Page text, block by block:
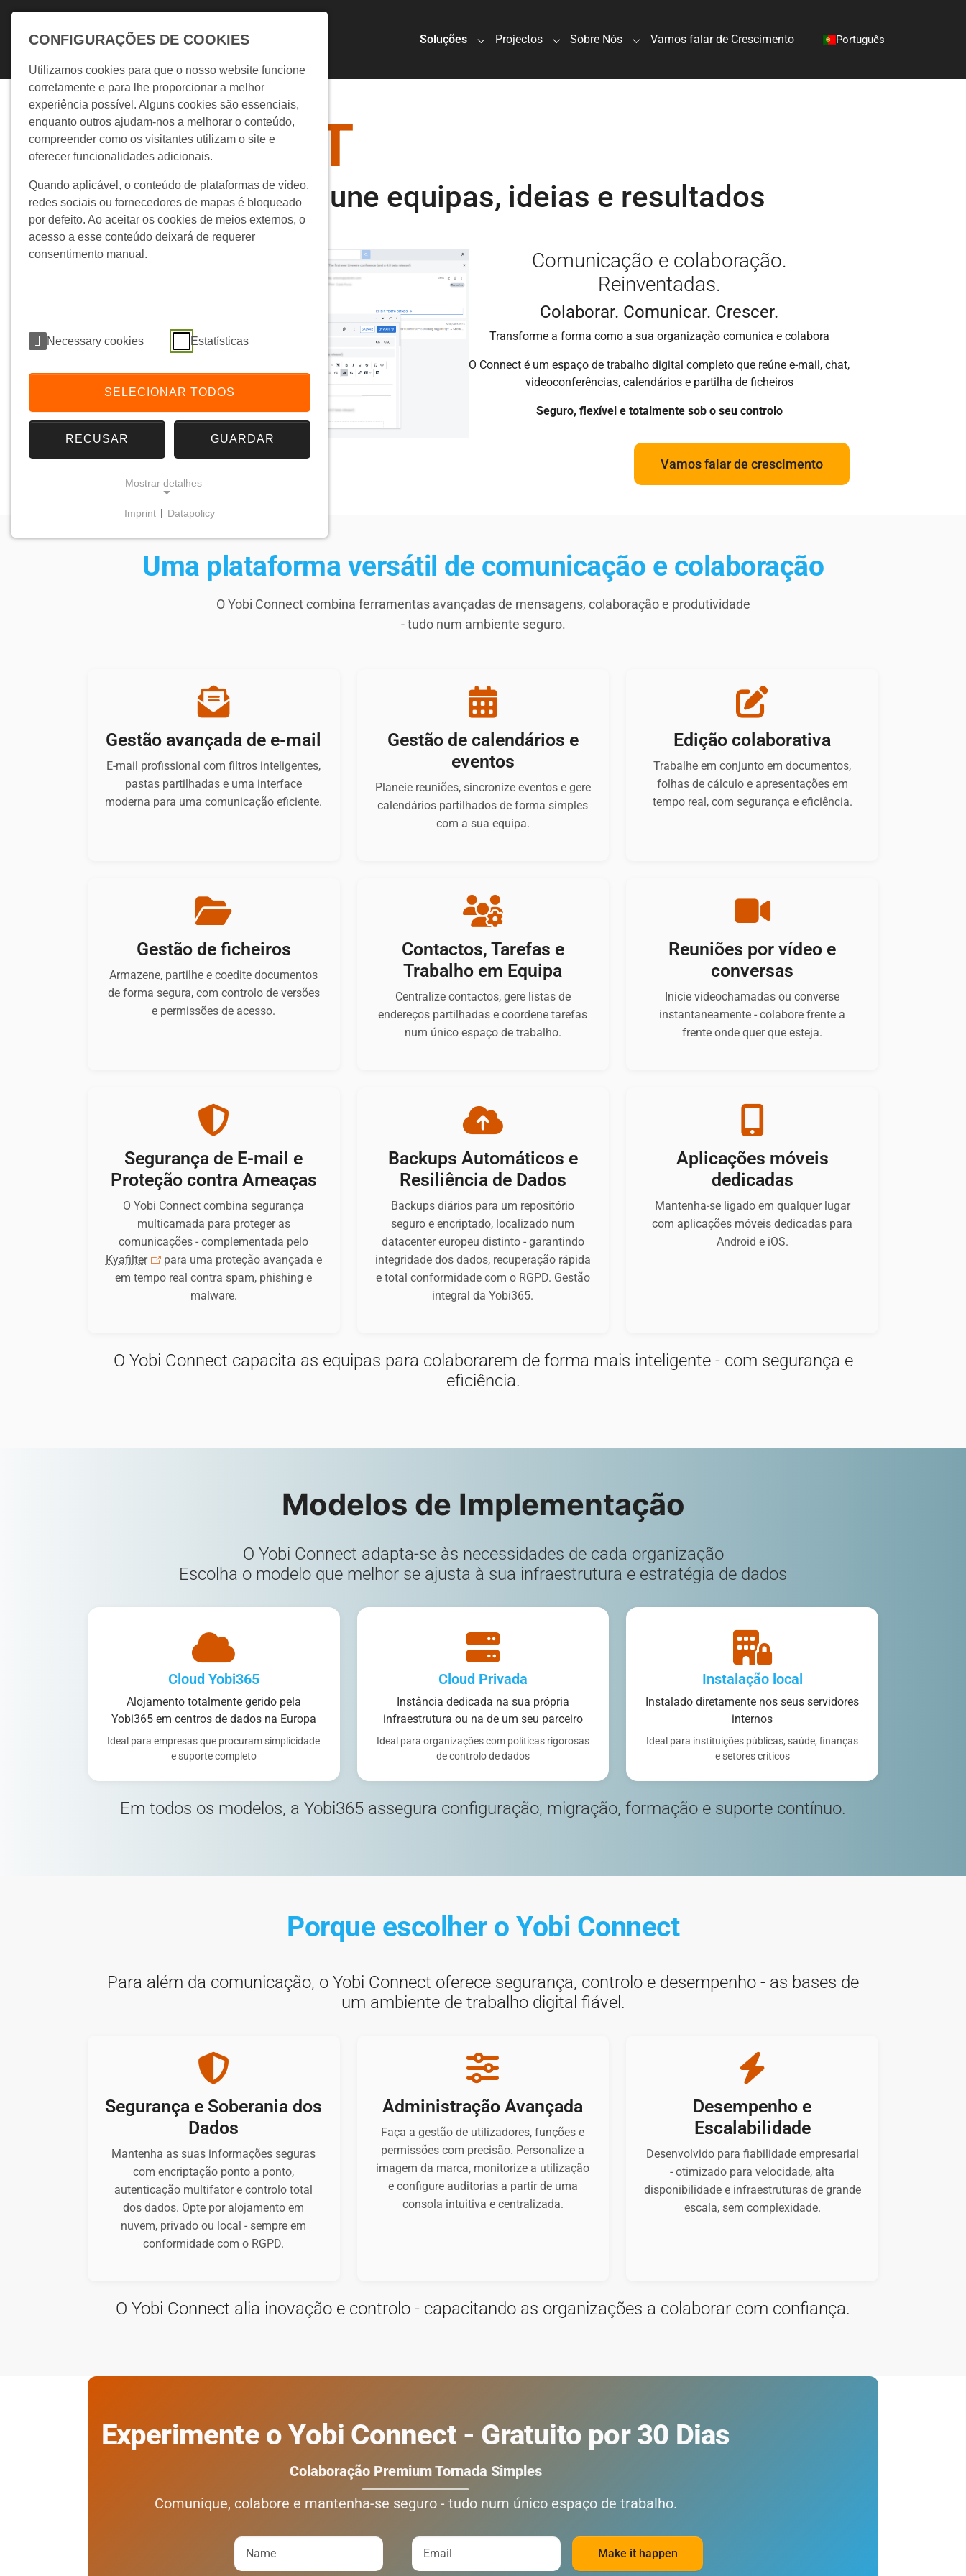
Soluções
Submenu for "Soluções"
Projectos
Submenu for "Projectos"
Sobre Nós
Submenu for "Sobre Nós"
Vamos falar de Crescimento Português
CONNECT
A plataforma que une equipas, ideias e resultados
Comunicação e colaboração.
Reinventadas.
Colaborar. Comunicar. Crescer.
Transforme a forma como a sua organização comunica e colabora
O Connect é um espaço de trabalho digital completo que reúne e-mail, chat,
videoconferências, calendários e partilha de ficheiros
Seguro, flexível e totalmente sob o seu controlo
Vamos falar de crescimento
Uma plataforma versátil de comunicação e colaboração
O Yobi Connect combina ferramentas avançadas de mensagens, colaboração e produtividade
- tudo num ambiente seguro.
Gestão avançada de e-mail
E-mail profissional com filtros inteligentes,
pastas partilhadas e uma interface
moderna para uma comunicação eficiente.
Gestão de calendários e
eventos
Planeie reuniões, sincronize eventos e gere
calendários partilhados de forma simples
com a sua equipa.
Edição colaborativa
Trabalhe em conjunto em documentos,
folhas de cálculo e apresentações em
tempo real, com segurança e eficiência.
Gestão de ficheiros
Armazene, partilhe e coedite documentos
de forma segura, com controlo de versões
e permissões de acesso.
Contactos, Tarefas e
Trabalho em Equipa
Centralize contactos, gere listas de
endereços partilhadas e coordene tarefas
num único espaço de trabalho.
Reuniões por vídeo e
conversas
Inicie videochamadas ou converse
instantaneamente - colabore frente a
frente onde quer que esteja.
Segurança de E-mail e
Proteção contra Ameaças
O Yobi Connect combina segurança
multicamada para proteger as
comunicações - complementada pelo
Kyafilter
para uma proteção avançada e
em tempo real contra spam, phishing e
malware.
Backups Automáticos e
Resiliência de Dados
Backups diários para um repositório
seguro e encriptado, localizado num
datacenter europeu distinto - garantindo
integridade dos dados, recuperação rápida
e total conformidade com o RGPD. Gestão
integral da Yobi365.
Aplicações móveis
dedicadas
Mantenha-se ligado em qualquer lugar
com aplicações móveis dedicadas para
Android e iOS.
O Yobi Connect capacita as equipas para colaborarem de forma mais inteligente - com segurança e
eficiência.
Modelos de Implementação
O Yobi Connect adapta-se às necessidades de cada organização
Escolha o modelo que melhor se ajusta à sua infraestrutura e estratégia de dados
Cloud Yobi365
Alojamento totalmente gerido pela
Yobi365 em centros de dados na Europa
Ideal para empresas que procuram simplicidade
e suporte completo
Cloud Privada
Instância dedicada na sua própria
infraestrutura ou na de um seu parceiro
Ideal para organizações com políticas rigorosas
de controlo de dados
Instalação local
Instalado diretamente nos seus servidores
internos
Ideal para instituições públicas, saúde, finanças
e setores críticos
Em todos os modelos, a Yobi365 assegura configuração, migração, formação e suporte contínuo.
Porque escolher o Yobi Connect
Para além da comunicação, o Yobi Connect oferece segurança, controlo e desempenho - as bases de
um ambiente de trabalho digital fiável.
Segurança e Soberania dos
Dados
Mantenha as suas informações seguras
com encriptação ponto a ponto,
autenticação multifator e controlo total
dos dados. Opte por alojamento em
nuvem, privado ou local - sempre em
conformidade com o RGPD.
Administração Avançada
Faça a gestão de utilizadores, funções e
permissões com precisão. Personalize a
imagem da marca, monitorize a utilização
e configure auditorias a partir de uma
consola intuitiva e centralizada.
Desempenho e
Escalabilidade
Desenvolvido para fiabilidade empresarial
- otimizado para velocidade, alta
disponibilidade e infraestruturas de grande
escala, sem complexidade.
O Yobi Connect alia inovação e controlo - capacitando as organizações a colaborar com confiança.
Experimente o Yobi Connect - Gratuito por 30 Dias
Colaboração Premium Tornada Simples
Comunique, colabore e mantenha-se seguro - tudo num único espaço de trabalho.
Make it happen
CONFIGURAÇÕES DE COOKIES
Utilizamos cookies para que o nosso website funcione
corretamente e para lhe proporcionar a melhor
experiência possível. Alguns cookies são essenciais,
enquanto outros ajudam-nos a melhorar o conteúdo,
compreender como os visitantes utilizam o site e
oferecer funcionalidades adicionais.
Quando aplicável, o conteúdo de plataformas de vídeo,
redes sociais ou fornecedores de mapas é bloqueado
por defeito. Ao aceitar os cookies de meios externos, o
acesso a esse conteúdo deixará de requerer
consentimento manual.
Necessary cookies Estatísticas
SELECIONAR TODOS
RECUSAR GUARDAR
Mostrar detalhes
funcionalidade central, a segurança e a
acessibilidade do website. Sem eles, o site não
Preserva os dados da sessão.
Este cookie armazena as opções
pelo utilizador.
Os cookies de estatística ajudam-nos a
compreender como os visitantes interagem com o
website, recolhendo e reportando informação de
forma anónima. Isto permite-nos melhorar
continuamente o conteúdo e a experiência do
Google Analytics
Análise estatística de visitas
Imprint | Datapolicy